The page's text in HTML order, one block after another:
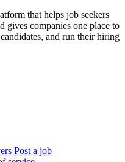
that helps job seekers
gives companies one place to
and run their hiring
Post a job